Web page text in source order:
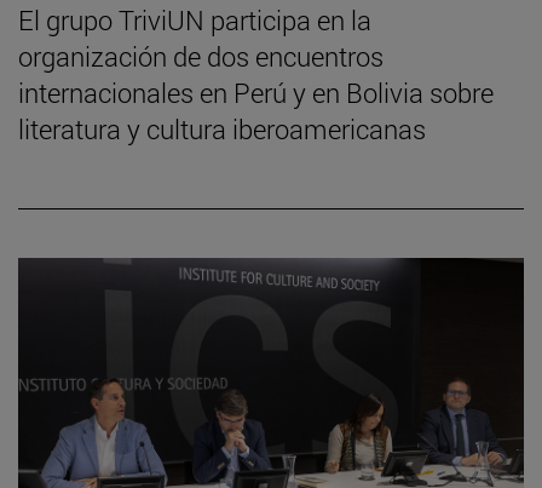
El grupo TriviUN participa en la
organización de dos encuentros
internacionales en Perú y en Bolivia sobre
literatura y cultura iberoamericanas